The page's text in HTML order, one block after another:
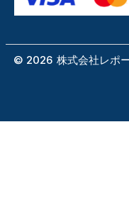
© 2026 株式会社レポ